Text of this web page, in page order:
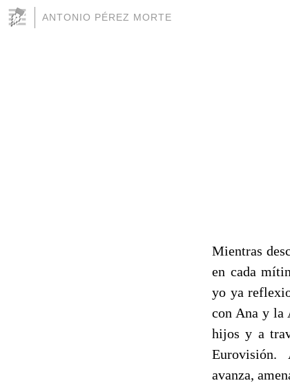
ANTONIO PÉREZ MORTE
Mientras
en cada
yo ya
con Ana y la
hijos y a
Eurovisión.
avanza,